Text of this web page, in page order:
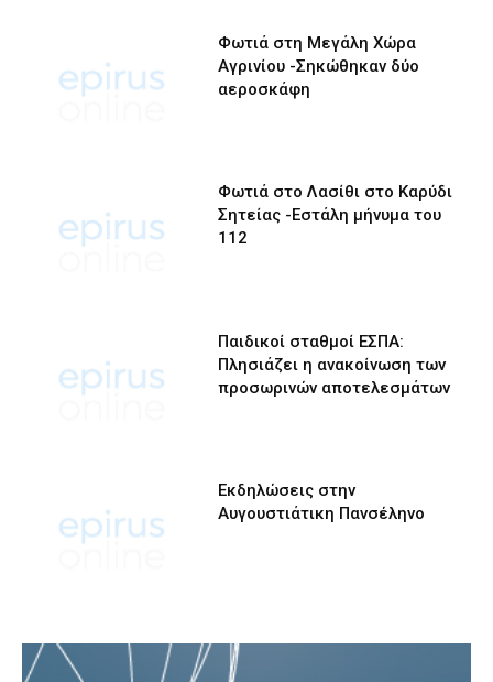
Φωτιά στη Μεγάλη Χώρα
Αγρινίου -Σηκώθηκαν δύο
αεροσκάφη
Φωτιά στο Λασίθι στο Καρύδι
Σητείας -Εστάλη μήνυμα του
112
Παιδικοί σταθμοί ΕΣΠΑ:
Πλησιάζει η ανακοίνωση των
προσωρινών αποτελεσμάτων
Εκδηλώσεις στην
Αυγουστιάτικη Πανσέληνο